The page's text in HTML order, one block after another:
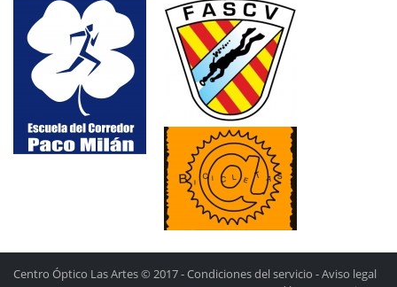
Centro Óptico Las Artes © 2017 -Condiciones del servicio -Aviso legal